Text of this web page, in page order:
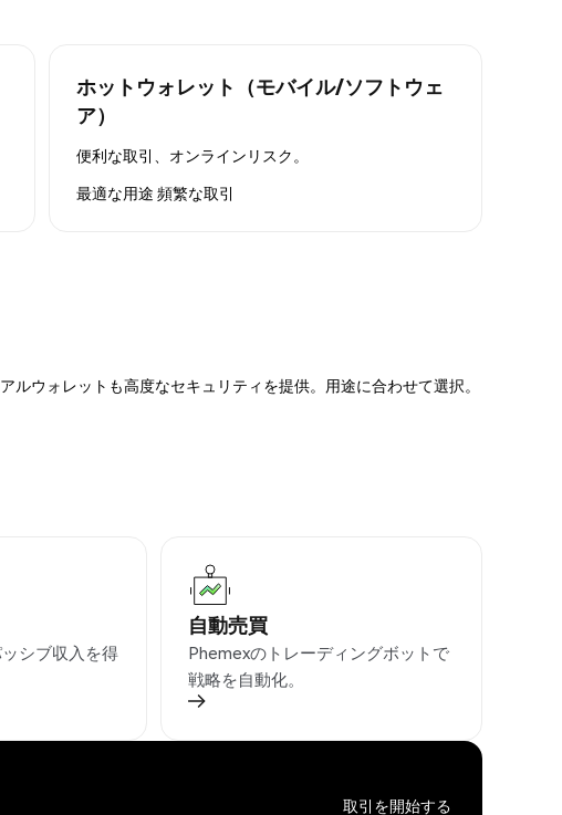
ホットウォレット（モバイル/ソフトウェ
ア）
便利な取引、オンラインリスク。
最適な用途 頻繁な取引
ウォレットも高度なセキュリティを提供。用途に合わせて選択。
シブ収入を得
自動売買
Phemexのトレーディングボットで
戦略を自動化。
取引を開始する